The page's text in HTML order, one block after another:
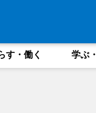
す・働く 学ぶ